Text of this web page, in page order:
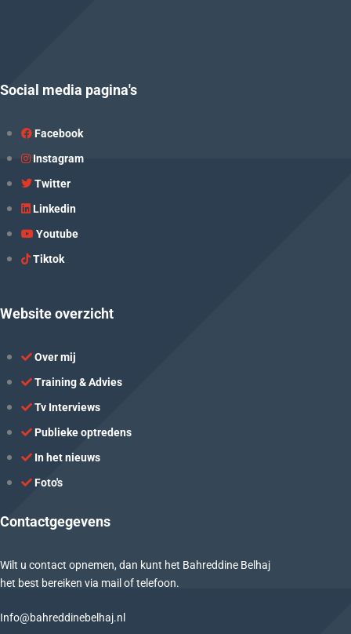
Social media pagina's
Facebook
Instagram
Twitter
Linkedin
Youtube
Tiktok
Website overzicht
Over mij
Training & Advies
Tv Interviews
Publieke optredens
In het nieuws
Foto's
Contactgegevens
Wilt u contact opnemen, dan kunt het Bahreddine Belhaj
het best bereiken via mail of telefoon.
Info@bahreddinebelhaj.nl